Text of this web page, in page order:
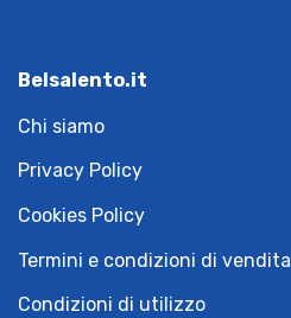
Belsalento.it
Chi siamo
Privacy Policy
Cookies Policy
Termini e condizioni di vendita
Condizioni di utilizzo